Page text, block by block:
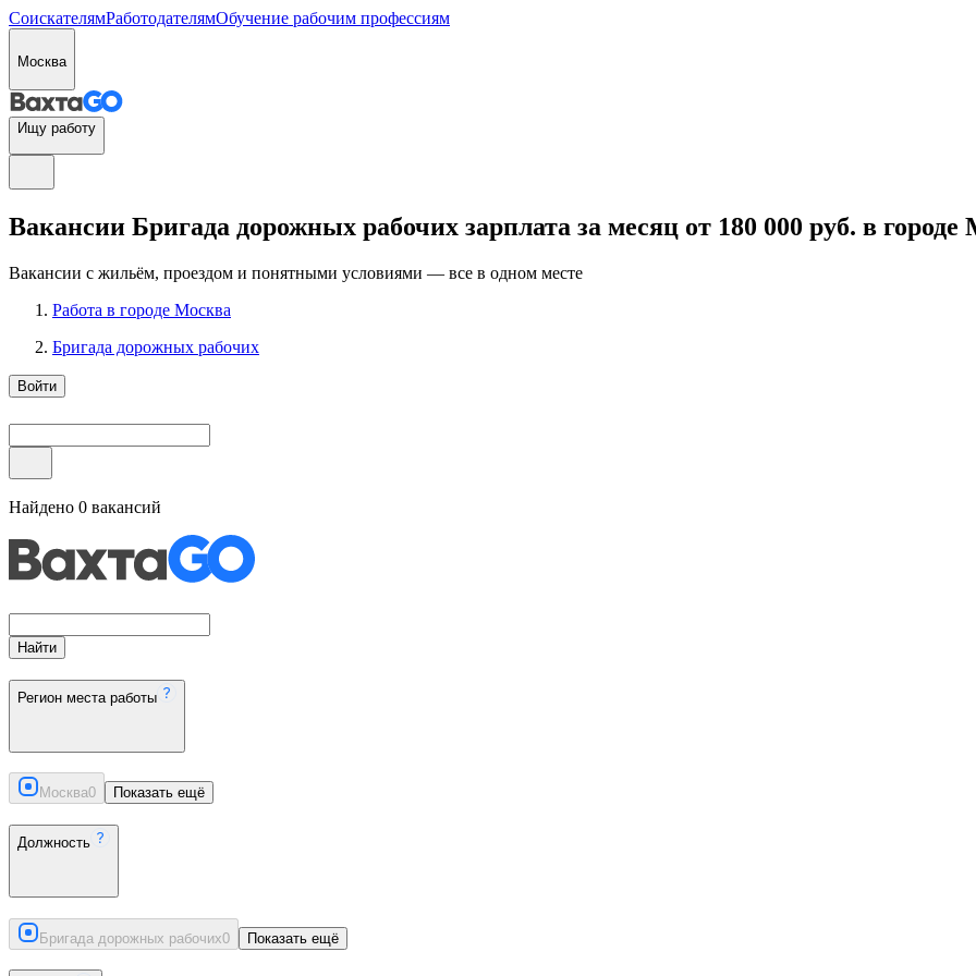
СоискателямРаботодателямОбучение рабочим профессиям
Москва
Ищу работу
Вакансии Бригада дорожных рабочих зарплата за месяц от 180 000 руб. в городе
Вакансии с жильём, проездом и понятными условиями — все в одном месте
Работа в городе Москва
Бригада дорожных рабочих
Войти
Найдено 0 вакансий
Найти
Регион места работы
Москва0 Показать ещё
Должность
Бригада дорожных рабочих0 Показать ещё